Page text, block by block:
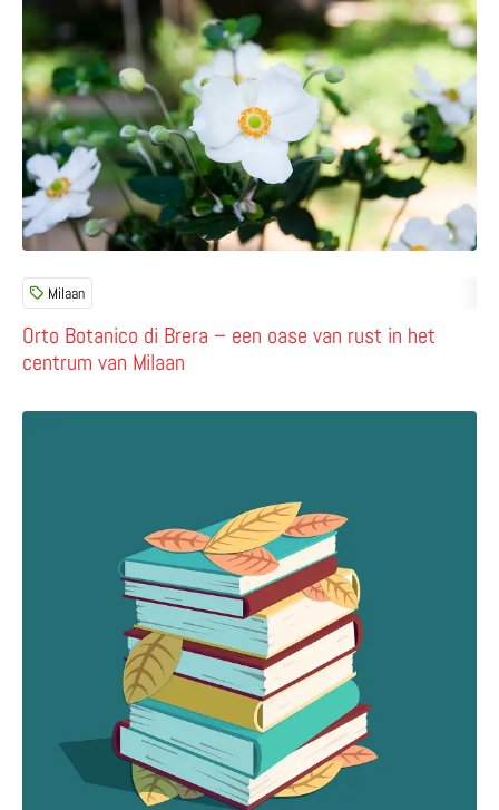
Orto Botanico di Brera – een oase van rust in het
centrum van Milaan
Milaan
Lees meer over 10 Italiaanse boeken voor de herfst